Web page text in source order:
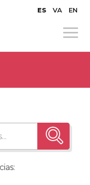
ES VA EN